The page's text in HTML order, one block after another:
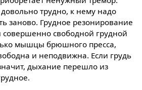
трудно, к нему надо
заново. Грудное резонирование
совершенно свободной грудной
мышцы брюшного пресса,
и неподвижна. Если грудь
дыхание перешло из